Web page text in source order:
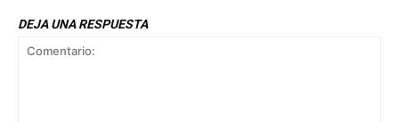
DEJA UNA RESPUESTA